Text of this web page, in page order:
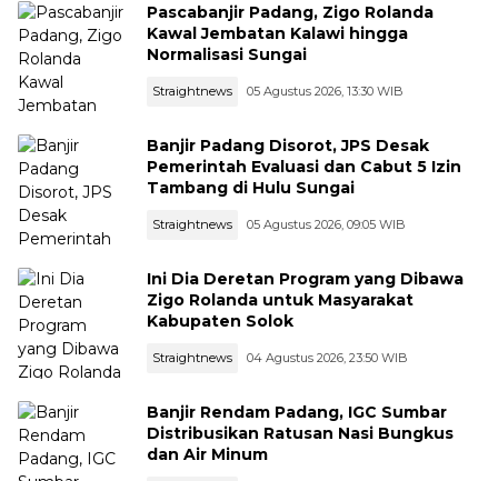
Pascabanjir Padang, Zigo Rolanda
Kawal Jembatan Kalawi hingga
Normalisasi Sungai
Straightnews 05 Agustus 2026, 13:30 WIB
Banjir Padang Disorot, JPS Desak
Pemerintah Evaluasi dan Cabut 5 Izin
Tambang di Hulu Sungai
Straightnews 05 Agustus 2026, 09:05 WIB
Ini Dia Deretan Program yang Dibawa
Zigo Rolanda untuk Masyarakat
Kabupaten Solok
Straightnews 04 Agustus 2026, 23:50 WIB
Banjir Rendam Padang, IGC Sumbar
Distribusikan Ratusan Nasi Bungkus
dan Air Minum